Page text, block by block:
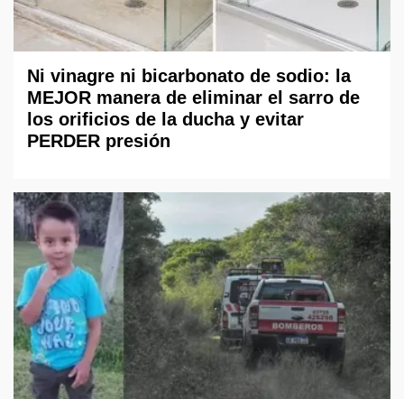
Ni vinagre ni bicarbonato de sodio: la
MEJOR manera de eliminar el sarro de
los orificios de la ducha y evitar
PERDER presión